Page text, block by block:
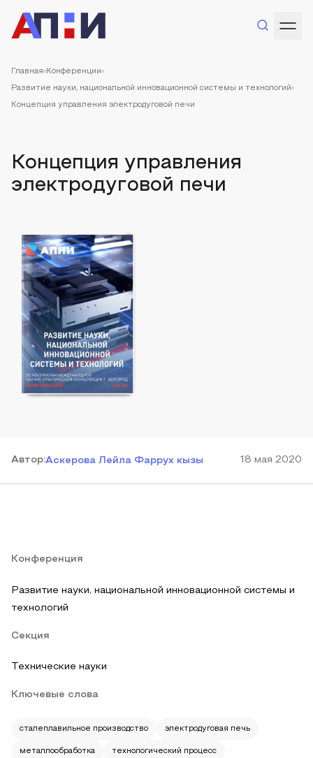
Главная Конференции
Развитие науки, национальной инновационной системы и технологий
Концепция управления электродуговой печи
Концепция управления
электродуговой печи
Автор:Аскерова Лейла Фаррух кызы 18 мая 2020
Конференция
Развитие науки, национальной инновационной системы и
технологий
Секция
Технические науки
Ключевые слова
сталеплавильное производство электродуговая печь
металлообработка технологический процесс